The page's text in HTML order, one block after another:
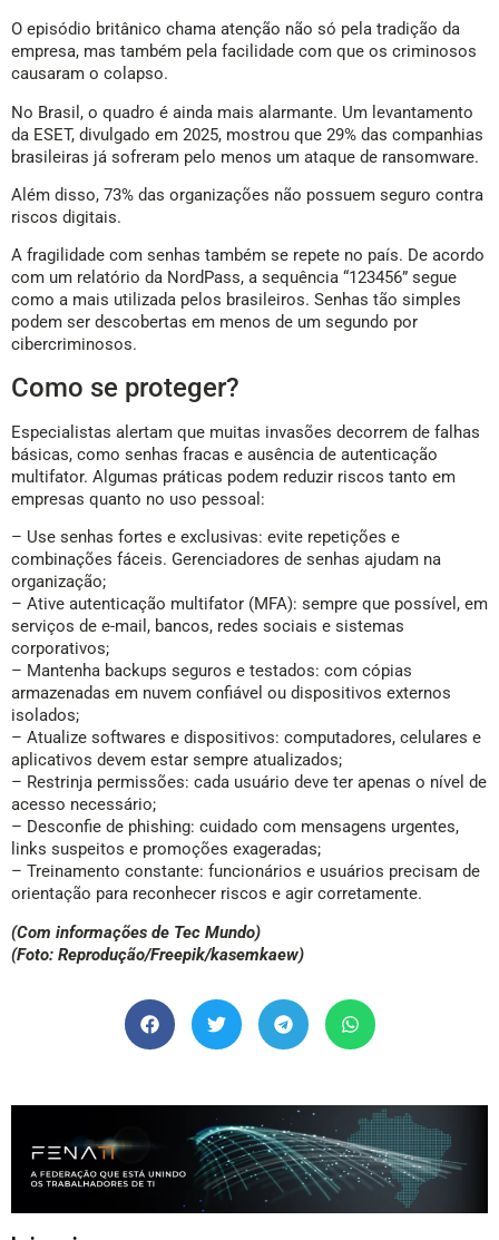
O episódio britânico chama atenção não só pela tradição da
empresa, mas também pela facilidade com que os criminosos
causaram o colapso.
No Brasil, o quadro é ainda mais alarmante. Um levantamento
da ESET, divulgado em 2025, mostrou que 29% das companhias
brasileiras já sofreram pelo menos um ataque de ransomware.
Além disso, 73% das organizações não possuem seguro contra
riscos digitais.
A fragilidade com senhas também se repete no país. De acordo
com um relatório da NordPass, a sequência “123456” segue
como a mais utilizada pelos brasileiros. Senhas tão simples
podem ser descobertas em menos de um segundo por
cibercriminosos.
Como se proteger?
Especialistas alertam que muitas invasões decorrem de falhas
básicas, como senhas fracas e ausência de autenticação
multifator. Algumas práticas podem reduzir riscos tanto em
empresas quanto no uso pessoal:
– Use senhas fortes e exclusivas: evite repetições e
combinações fáceis. Gerenciadores de senhas ajudam na
organização;
– Ative autenticação multifator (MFA): sempre que possível, em
serviços de e-mail, bancos, redes sociais e sistemas
corporativos;
– Mantenha backups seguros e testados: com cópias
armazenadas em nuvem confiável ou dispositivos externos
isolados;
– Atualize softwares e dispositivos: computadores, celulares e
aplicativos devem estar sempre atualizados;
– Restrinja permissões: cada usuário deve ter apenas o nível de
acesso necessário;
– Desconfie de phishing: cuidado com mensagens urgentes,
links suspeitos e promoções exageradas;
– Treinamento constante: funcionários e usuários precisam de
orientação para reconhecer riscos e agir corretamente.
(Com informações de Tec Mundo)
(Foto: Reprodução/Freepik/kasemkaew)